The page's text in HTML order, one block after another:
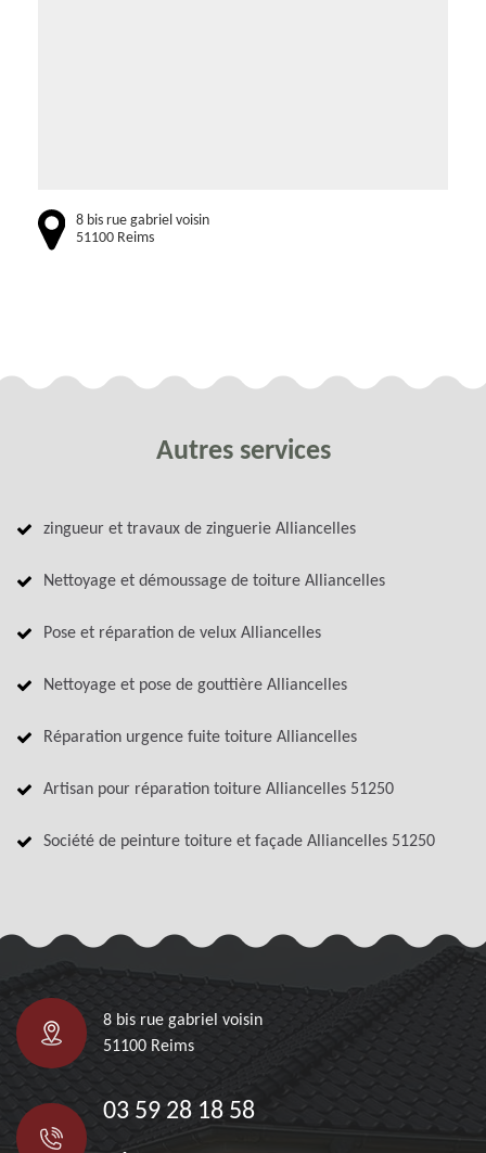
8 bis rue gabriel voisin
51100 Reims
Autres services
zingueur et travaux de zinguerie Alliancelles
Nettoyage et démoussage de toiture Alliancelles
Pose et réparation de velux Alliancelles
Nettoyage et pose de gouttière Alliancelles
Réparation urgence fuite toiture Alliancelles
Artisan pour réparation toiture Alliancelles 51250
Société de peinture toiture et façade Alliancelles 51250
8 bis rue gabriel voisin
51100 Reims
03 59 28 18 58